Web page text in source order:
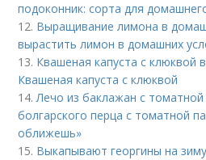
подоконник: сорта для
12. Выращивание лимона в
вырастить лимон в домашних
13. Квашеная капуста с клюквой
Квашеная капуста с клюквой
14.Лечо из баклажан с томатной
болгарского перца с томатной
оближешь»
15. Выкапывают георгины на